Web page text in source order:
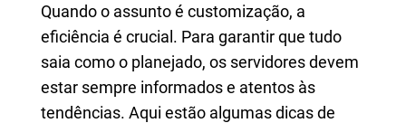
Quando o assunto é customização, a
eficiência é crucial. Para garantir que tudo
saia como o planejado, os servidores devem
estar sempre informados e atentos às
tendências. Aqui estão algumas dicas de